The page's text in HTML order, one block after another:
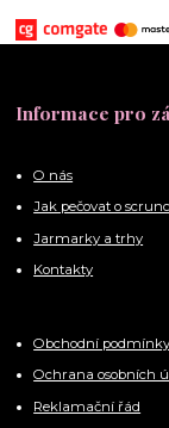
Informace pro
O nás
Jak pečovat o
Jarmarky a trhy
Kontakty
Obchodní podmínky
Ochrana osobních
Reklamační řád